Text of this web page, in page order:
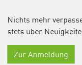
Nichts mehr
stets über
Zur Anmeldung